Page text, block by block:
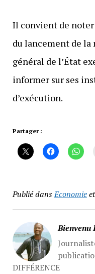
Il convient de
du lancement de
général de l’État
informer sur ses
d’exécution.
Partager :
Publié dansEconomieet
Bienvenu
DIFFÉRENCE